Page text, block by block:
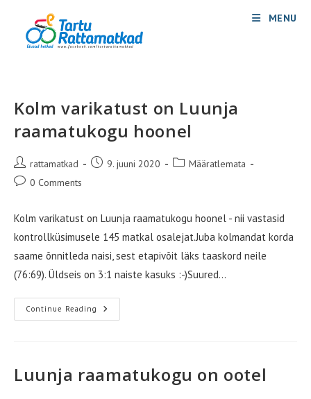
content
MENU
Kolm varikatust on Luunja
raamatukogu hoonel
Post
author:
rattamatkad
Post 9. juuni 2020
PostMääratlemata
Post0 Comments
Kolm varikatust on Luunja raamatukogu hoonel - nii vastasid
kontrollküsimusele 145 matkal osalejat.Juba kolmandat korda
saame õnnitleda naisi, sest etapivõit läks taaskord neile
(76:69). Üldseis on 3:1 naiste kasuks :-)Suured…
Continue Reading Kolm
Varikatust
Luunja raamatukogu on ootel